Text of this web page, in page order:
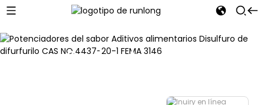
Serie de